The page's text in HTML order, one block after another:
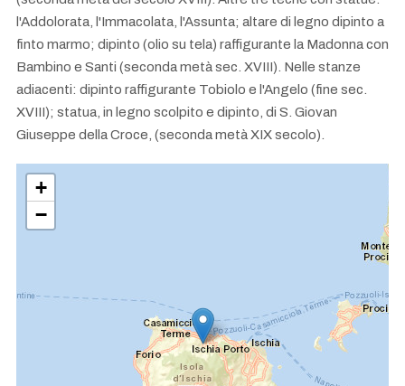
l'Addolorata, l'Immacolata, l'Assunta; altare di legno dipinto a
finto marmo; dipinto (olio su tela) raffigurante la Madonna con
Bambino e Santi (seconda metà sec. XVIII). Nelle stanze
adiacenti: dipinto raffigurante Tobiolo e l'Angelo (fine sec.
XVIII); statua, in legno scolpito e dipinto, di S. Giovan
Giuseppe della Croce, (seconda metà XIX secolo).
+
−